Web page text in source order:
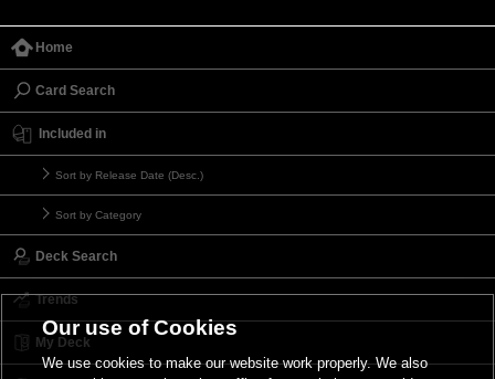
Home
Card Search
Included in
Sort by Release Date (Desc.)
Sort by Category
Deck Search
Trends
My Deck
Our use of Cookies
We use cookies to make our website work properly. We also